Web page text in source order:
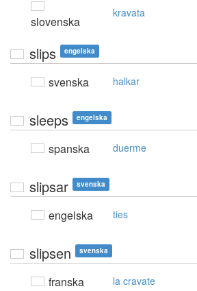
slovenska
kravata
slips engelska
svenska halkar
sleeps engelska
spanska duerme
slipsar svenska
engelska ties
slipsen svenska
franska la cravate